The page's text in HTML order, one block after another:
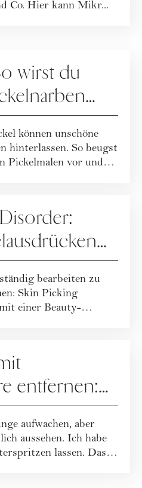
Co. Hier kann Mikr...
wirst du
können unschöne
hinterlassen. So beugst
Pickelmalen vor und
kann
bearbeiten zu
Skin Picking
einer Beauty-
entfernen:
aufwachen, aber
aussehen. Ich habe
lassen. Das